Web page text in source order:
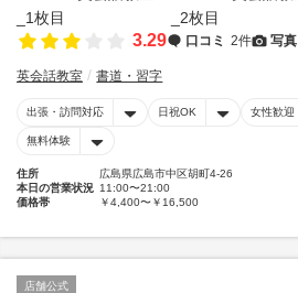
3.29 口コミ 2件 写真
英会話教室 書道・習字
出張・訪問対応 日祝OK 女性歓迎
無料体験
住所
広島県広島市中区胡町4-26
本日の営業状況 11:00〜21:00
価格帯
￥4,400〜￥16,500
店舗公式